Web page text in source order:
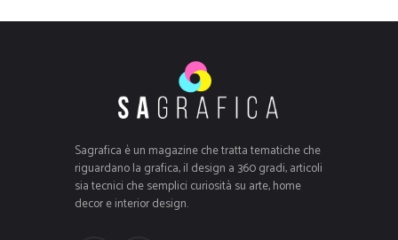
Sagrafica è un magazine che tratta tematiche che
riguardano la grafica, il design a 360 gradi, articoli
sia tecnici che semplici curiosità su arte, home
decor e interior design.